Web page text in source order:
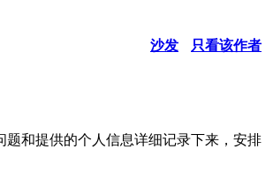
沙发 只看该作者
和提供的个人信息详细记录下来，安排